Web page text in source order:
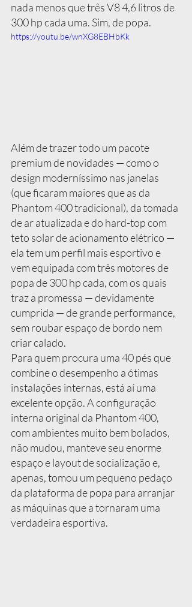
nada menos que três V8 4,6 litros de
300 hp cada uma. Sim, de popa.
https://youtu.be/wnXG8EBHbKk
Além de trazer todo um pacote
premium de novidades — como o
design moderníssimo nas janelas
(que ficaram maiores que as da
Phantom 400 tradicional), da tomada
de ar atualizada e do hard-top com
teto solar de acionamento elétrico —
ela tem um perfil mais esportivo e
vem equipada com três motores de
popa de 300 hp cada, com os quais
traz a promessa — devidamente
cumprida — de grande performance,
sem roubar espaço de bordo nem
criar calado.
Para quem procura uma 40 pés que
combine o desempenho a ótimas
instalações internas, está aí uma
excelente opção. A configuração
interna original da Phantom 400,
com ambientes muito bem bolados,
não mudou, manteve seu enorme
espaço e layout de socialização e,
apenas, tomou um pequeno pedaço
da plataforma de popa para arranjar
as máquinas que a tornaram uma
verdadeira esportiva.